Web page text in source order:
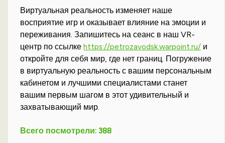
Виртуальная реальность изменяет наше
восприятие игр и оказывает влияние на эмоции и
переживания. Запишитесь на сеанс в наш VR-
центр по ссылкеhttps://petrozavodsk.warpoint.ru/ и
откройте для себя мир, где нет границ. Погружение
в виртуальную реальность с вашим персональным
кабинетом и лучшими специалистами станет
вашим первым шагом в этот удивительный и
захватывающий мир.
Всего посмотрели: 388